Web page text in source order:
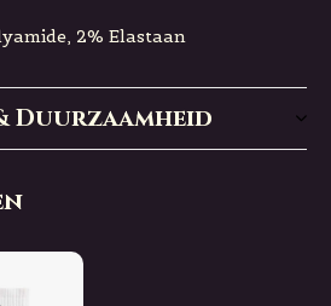
2% Elastaan
Duurzaamheid